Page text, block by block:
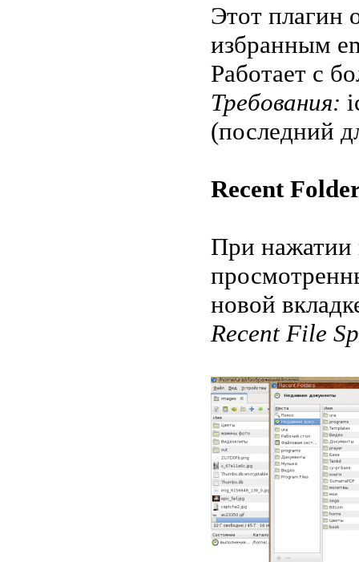
Этот плагин
избранным
Работает с
Требования:
(последний
Recent
При нажатии
новой
Recent File